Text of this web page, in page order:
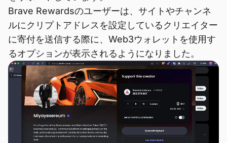
Brave Rewardsのユーザーは、サイトやチャンネ
ルにクリプトアドレスを設定しているクリエイター
に寄付を送信する際に、Web3ウォレットを使用す
るオプションが表示されるようになりました。